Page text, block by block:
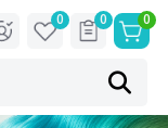
0
0
0